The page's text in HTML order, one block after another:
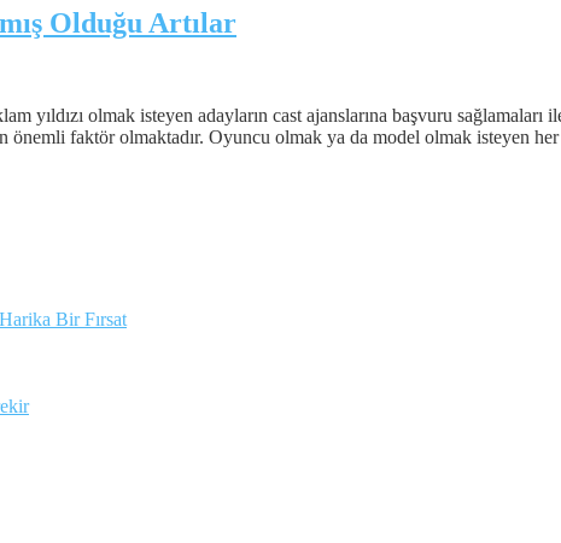
Olduğu Artılar
yıldızı olmak isteyen adayların cast ajanslarına başvuru
faktör olmaktadır. Oyuncu olmak ya da model olmak isteyen her
Bir Fırsat